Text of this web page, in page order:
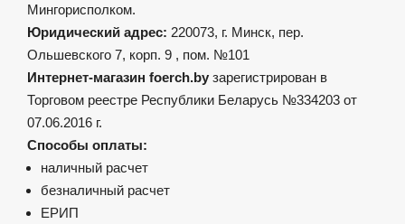
Мингорисполком.
Юридический адрес: 220073, г. Минск, пер.
Ольшевского 7, корп. 9 , пом. №101
Интернет-магазин foerch.by зарегистрирован в
Торговом реестре Республики Беларусь №334203 от
07.06.2016 г.
Способы оплаты:
наличный расчет
безналичный расчет
ЕРИП